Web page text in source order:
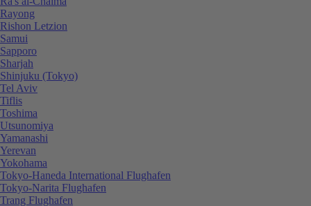
Rayong
Rishon Letzion
Samui
Sapporo
Sharjah
Shinjuku (Tokyo)
Tel Aviv
Tiflis
Toshima
Utsunomiya
Yamanashi
Yerevan
Yokohama
Tokyo-Haneda International Flughafen
Tokyo-Narita Flughafen
Trang Flughafen